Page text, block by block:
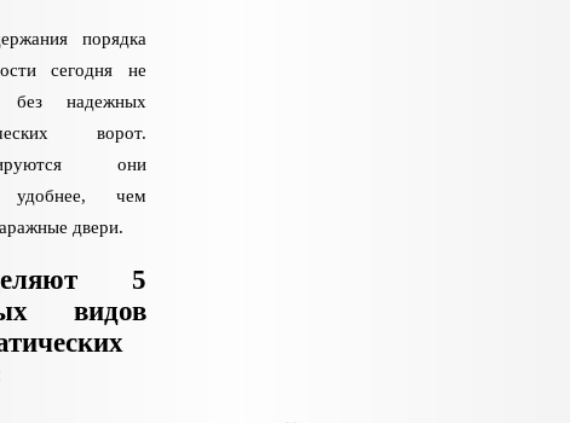
порядка
сегодня не
без надежных
ворот.
они
удобнее, чем
двери.
5
видов